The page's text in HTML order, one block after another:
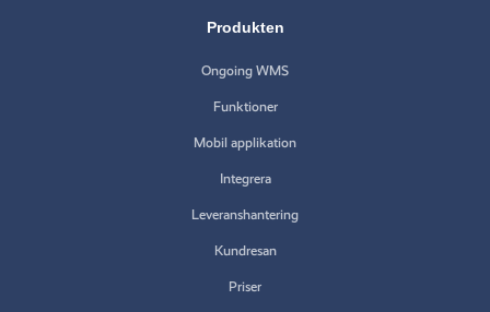
Produkten
Ongoing WMS
Funktioner
Mobil applikation
Integrera
Leveranshantering
Kundresan
Priser